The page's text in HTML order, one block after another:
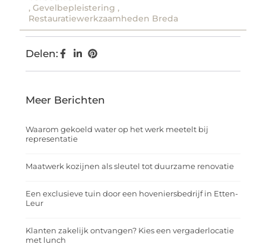
, Gevelbepleistering ,
Restauratiewerkzaamheden Breda
Delen:
Meer Berichten
Waarom gekoeld water op het werk meetelt bij
representatie
Maatwerk kozijnen als sleutel tot duurzame renovatie
Een exclusieve tuin door een hoveniersbedrijf in Etten-
Leur
Klanten zakelijk ontvangen? Kies een vergaderlocatie
met lunch